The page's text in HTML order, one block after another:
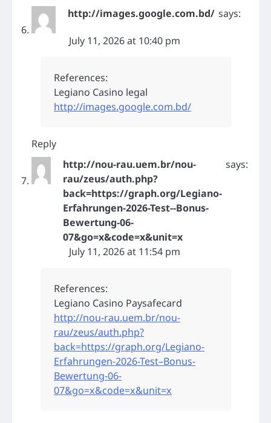
http://images.google.com.bd/ says:
July 11, 2026 at 10:40 pm
References:
Legiano Casino legal
http://images.google.com.bd/
Reply
http://nou-rau.uem.br/nou-
rau/zeus/auth.php?
back=https://graph.org/Legiano-
Erfahrungen-2026-Test--Bonus-
Bewertung-06-
07&go=x&code=x&unit=x
says:
July 11, 2026 at 11:54 pm
References:
Legiano Casino Paysafecard
http://nou-rau.uem.br/nou-
rau/zeus/auth.php?
back=https://graph.org/Legiano-
Erfahrungen-2026-Test–Bonus-
Bewertung-06-
07&go=x&code=x&unit=x